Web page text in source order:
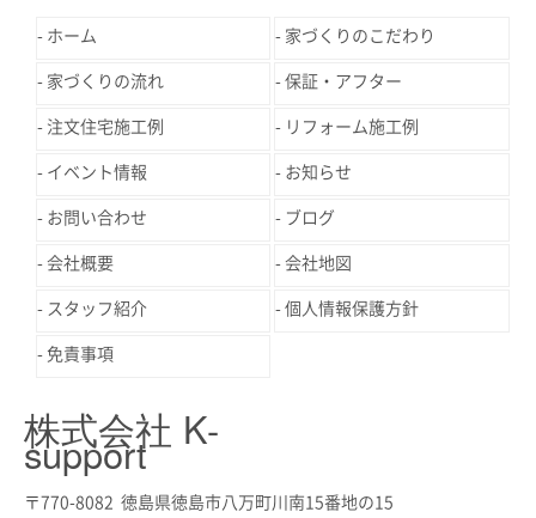
ホーム 家づくりのこだわり
家づくりの流れ 保証・アフター
注文住宅施工例 リフォーム施工例
イベント情報 お知らせ
お問い合わせ ブログ
会社概要 会社地図
スタッフ紹介 個人情報保護方針
免責事項
株式会社 K-
support
〒770-8082 徳島県徳島市八万町川南15番地の15